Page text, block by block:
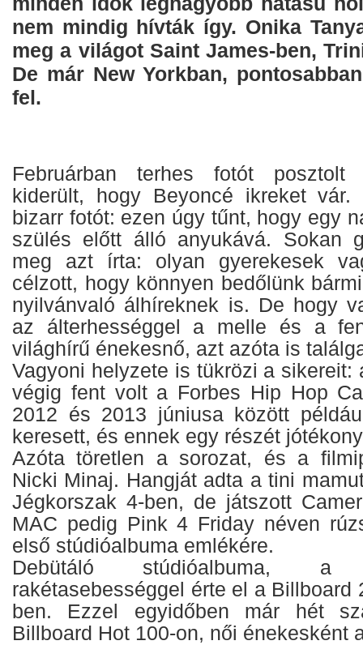
nem mindig hívták így. Onika
meg a világot Saint James-ben,
De már New Yorkban,
fel.
Februárban terhes fotót posztolt
kiderült, hogy Beyoncé ikreket vár.
bizarr fotót: ezen úgy tűnt, hogy egy
szülés előtt álló anyukává. Sokan
meg azt írta: olyan gyerekesek
célzott, hogy könnyen bedőlünk
nyilvánvaló álhíreknek is. De hogy
az álterhességgel a melle és a
világhírű énekesnő, azt azóta is
Vagyoni helyzete is tükrözi a sikereit:
végig fent volt a Forbes Hip Hop
2012 és 2013 júniusa között
keresett, és ennek egy részét
Azóta töretlen a sorozat, és a
Nicki Minaj. Hangját adta a tini
Jégkorszak 4-ben, de játszott
MAC pedig Pink 4 Friday néven
első stúdióalbuma emlékére.
Debütáló stúdióalbuma,
rakétasebességgel érte el a Billboard
ben. Ezzel egyidőben már hét
Billboard Hot 100-on, női énekesként